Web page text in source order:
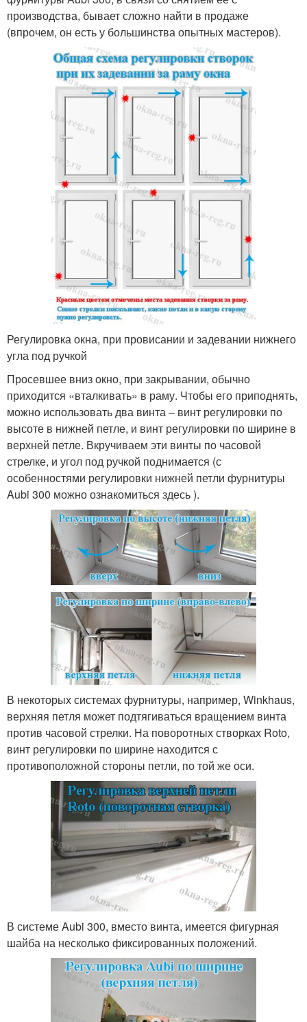
производства, бывает сложно найти в продаже
(впрочем, он есть у большинства опытных мастеров).
Регулировка окна, при провисании и задевании нижнего
угла под ручкой
Просевшее вниз окно, при закрывании, обычно
приходится «вталкивать» в раму. Чтобы его приподнять,
можно использовать два винта – винт регулировки по
высоте в нижней петле, и винт регулировки по ширине в
верхней петле. Вкручиваем эти винты по часовой
стрелке, и угол под ручкой поднимается (с
особенностями регулировки нижней петли фурнитуры
Aubi 300 можно ознакомиться здесь ).
В некоторых системах фурнитуры, например, Winkhaus,
верхняя петля может подтягиваться вращением винта
против часовой стрелки. На поворотных створках Roto,
винт регулировки по ширине находится с
противоположной стороны петли, по той же оси.
В системе Aubi 300, вместо винта, имеется фигурная
шайба на несколько фиксированных положений.